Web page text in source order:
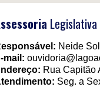
Legislativa
Neide
mail:
Rua Capitão
Seg. a